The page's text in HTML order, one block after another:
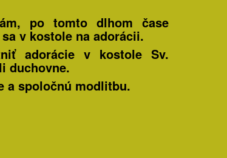
po tomto dlhom čase
v kostole na adorácii.
adorácie v kostole Sv.
duchovne.
a spoločnú modlitbu.